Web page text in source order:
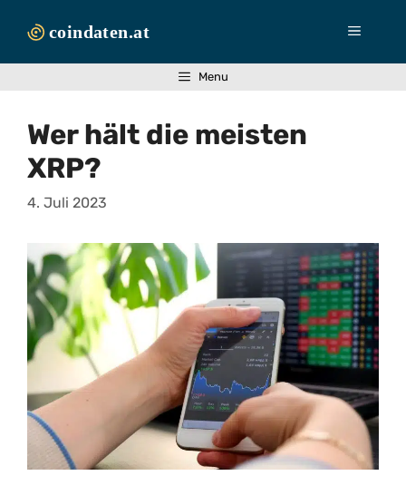
Inhalt
Menü
Menu
Wer hält die meisten
XRP?
4. Juli 2023